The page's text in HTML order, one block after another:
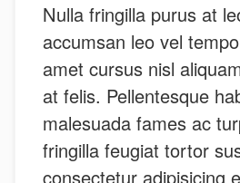
Nulla fringilla purus at
accumsan leo vel
amet cursus nisl
at felis. Pellentesque
malesuada fames ac
fringilla feugiat tortor
consectetur adipisicing